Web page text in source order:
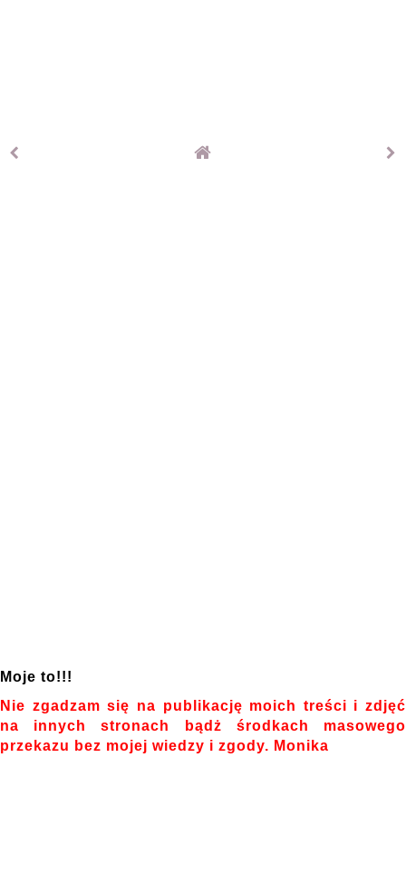
Moje to!!!
Nie zgadzam się na publikację moich treści i zdjęć
na innych stronach bądż środkach masowego
przekazu bez mojej wiedzy i zgody. Monika